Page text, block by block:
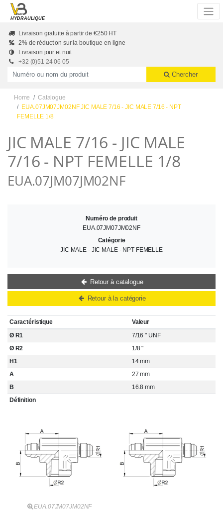
Skip to main content
HYDRAULIQUE
Livraison gratuite à partir de €250 HT
2% de réduction sur la boutique en ligne
Livraison jour et nuit
+32 (0)51 24 06 05
Productnummer of naam
Chercher
Home
Catalogue
EUA.07JM07JM02NF JIC MALE 7/16 - JIC MALE 7/16 - NPT
FEMELLE 1/8
JIC MALE 7/16 - JIC MALE
7/16 - NPT FEMELLE 1/8
EUA.07JM07JM02NF
Caractéristique
Valeur
Ø R1
7/16 " UNF
Ø R2
1/8 "
H1
14 mm
A
27 mm
B
16.8 mm
Définition
EUA.07JM07JM02NF
Numéro de produit
EUA.07JM07JM02NF
Catégorie
JIC MALE - JIC MALE - NPT FEMELLE
Retour à catalogue
Retour à la catégorie